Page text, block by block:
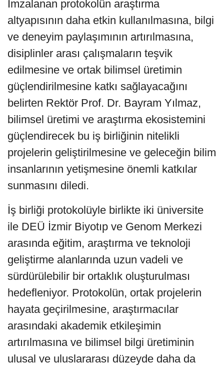
İmzalanan protokolün araştırma
altyapısının daha etkin kullanılmasına, bilgi
ve deneyim paylaşımının artırılmasına,
disiplinler arası çalışmaların teşvik
edilmesine ve ortak bilimsel üretimin
güçlendirilmesine katkı sağlayacağını
belirten Rektör Prof. Dr. Bayram Yılmaz,
bilimsel üretimi ve araştırma ekosistemini
güçlendirecek bu iş birliğinin nitelikli
projelerin geliştirilmesine ve geleceğin bilim
insanlarının yetişmesine önemli katkılar
sunmasını diledi.
İş birliği protokolüyle birlikte iki üniversite
ile DEÜ İzmir Biyotıp ve Genom Merkezi
arasında eğitim, araştırma ve teknoloji
geliştirme alanlarında uzun vadeli ve
sürdürülebilir bir ortaklık oluşturulması
hedefleniyor. Protokolün, ortak projelerin
hayata geçirilmesine, araştırmacılar
arasındaki akademik etkileşimin
artırılmasına ve bilimsel bilgi üretiminin
ulusal ve uluslararası düzeyde daha da